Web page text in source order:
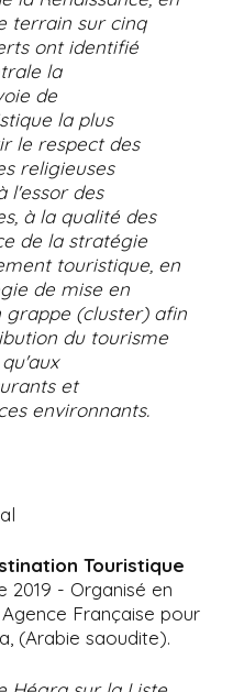
terrain sur cinq
ont identifié
la
de
la plus
le respect des
religieuses
l'essor des
à la qualité des
de la stratégie
touristique, en
de mise en
grappe (cluster) afin
du tourisme
et
environnants.
Touristique
2019 - Organisé en
Française pour
(Arabie saoudite).